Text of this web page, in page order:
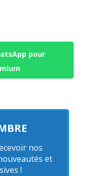
pour
nos
et
!